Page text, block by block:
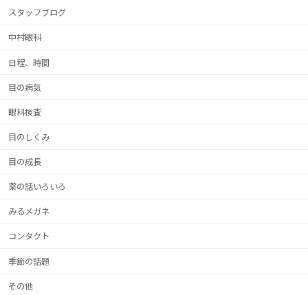
スタッフブログ
中村眼科
日程、時間
目の病気
眼科検査
目のしくみ
目の成長
薬の話いろいろ
みるメガネ
コンタクト
季節の話題
その他